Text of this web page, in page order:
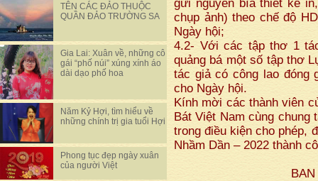
TÊN CÁC ĐẢO THUỘC
QUẦN ĐẢO TRƯỜNG SA
Gia Lai: Xuân về, những cô
gái “phố núi” xúng xính áo
dài dạo phố hoa
Năm Kỷ Hợi, tìm hiểu về
những chính trị gia tuổi Hợi
Phong tục đẹp ngày xuân
của người Việt
gửi nguyên bìa thiết kế
chụp ảnh) theo chế độ
Ngày hội;
4.2- Với các tập thơ 1
quảng bá một số tập thơ
tác giả có công lao đóng
cho Ngày hội.
Kính mời các thành viên
Bát Việt Nam cùng chung
trong điều kiện cho phép,
Nhầm Dần – 2022 thành
BAN TỔ